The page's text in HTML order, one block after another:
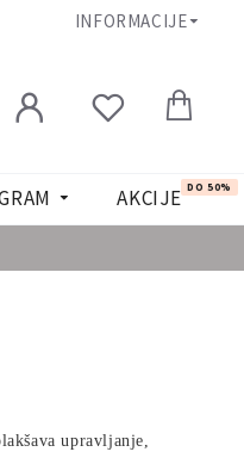
INFORMACIJE
AKCIJE DO 50%
upravljanje,